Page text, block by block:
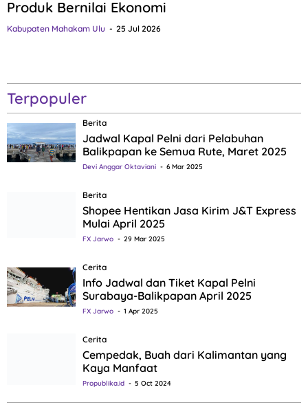
Produk Bernilai Ekonomi
Kabupaten Mahakam Ulu 25 Jul 2026
Terpopuler
Berita
Jadwal Kapal Pelni dari Pelabuhan
Balikpapan ke Semua Rute, Maret 2025
Devi Anggar Oktaviani 6 Mar 2025
Berita
Shopee Hentikan Jasa Kirim J&T Express
Mulai April 2025
FX Jarwo 29 Mar 2025
Cerita
Info Jadwal dan Tiket Kapal Pelni
Surabaya-Balikpapan April 2025
FX Jarwo 1 Apr 2025
Cerita
Cempedak, Buah dari Kalimantan yang
Kaya Manfaat
Propublika.id 5 Oct 2024